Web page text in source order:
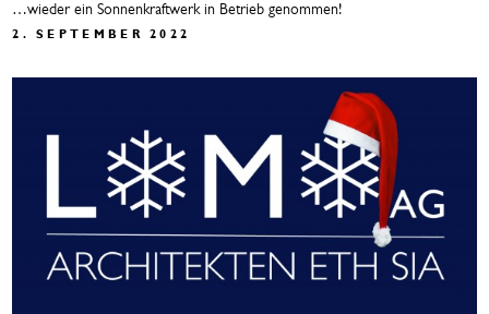
…wieder ein Sonnenkraftwerk in Betrieb genommen!
2. SEPTEMBER 2022